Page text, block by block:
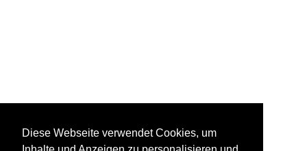
Diese Webseite verwendet Cookies, um